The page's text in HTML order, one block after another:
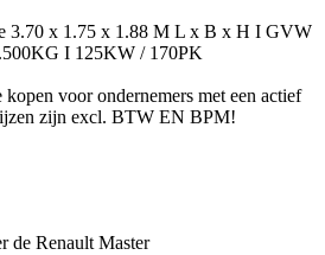
3.70 x 1.75 x 1.88 M L x B x H I GVW
I 125KW / 170PK
voor ondernemers met een actief
zijn excl. BTW EN BPM!
de Renault Master